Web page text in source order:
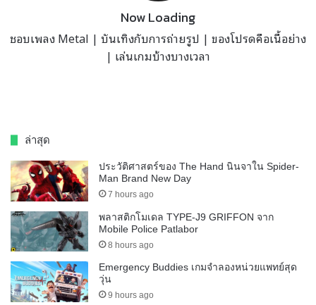
Now Loading
ชอบเพลง Metal | บันเทิงกับการถ่ายรูป | ของโปรดคือเนื้อย่าง
| เล่นเกมบ้างบางเวลา
ล่าสุด
ประวัติศาสตร์ของ The Hand นินจาใน Spider-
Man Brand New Day
7 hours ago
พลาสติกโมเดล TYPE-J9 GRIFFON จาก
Mobile Police Patlabor
8 hours ago
Emergency Buddies เกมจำลองหน่วยแพทย์สุด
วุ่น
9 hours ago